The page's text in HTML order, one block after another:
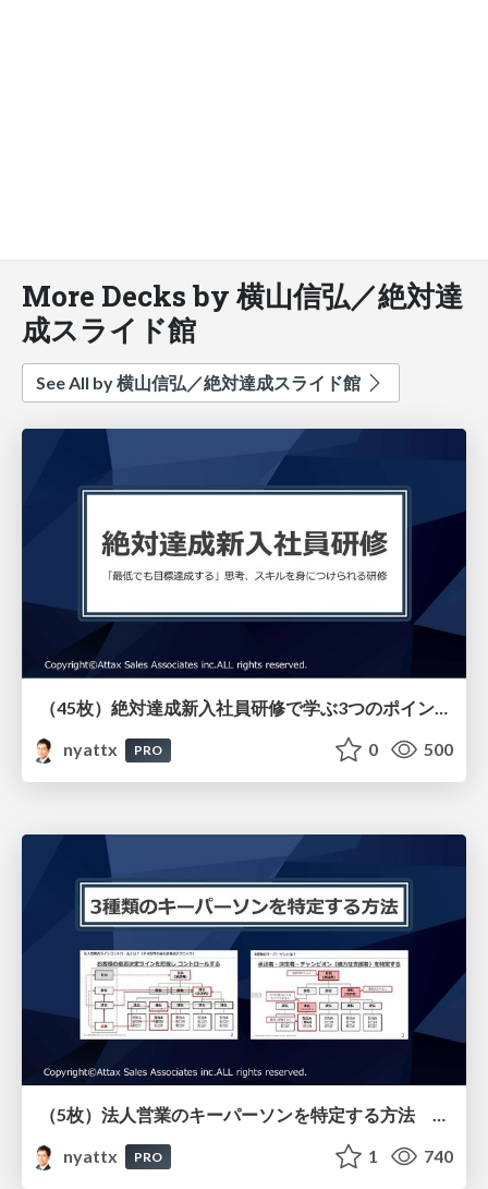
More Decks by 横山信弘／絶対達
成スライド館
See All by 横山信弘／絶対達成スライド館
（45枚）絶対達成新入社員研修で学ぶ3つのポイントとその特徴（リアル研修とオンライン教材）
nyattx
PRO 0 500
nyattx
PRO 1 740